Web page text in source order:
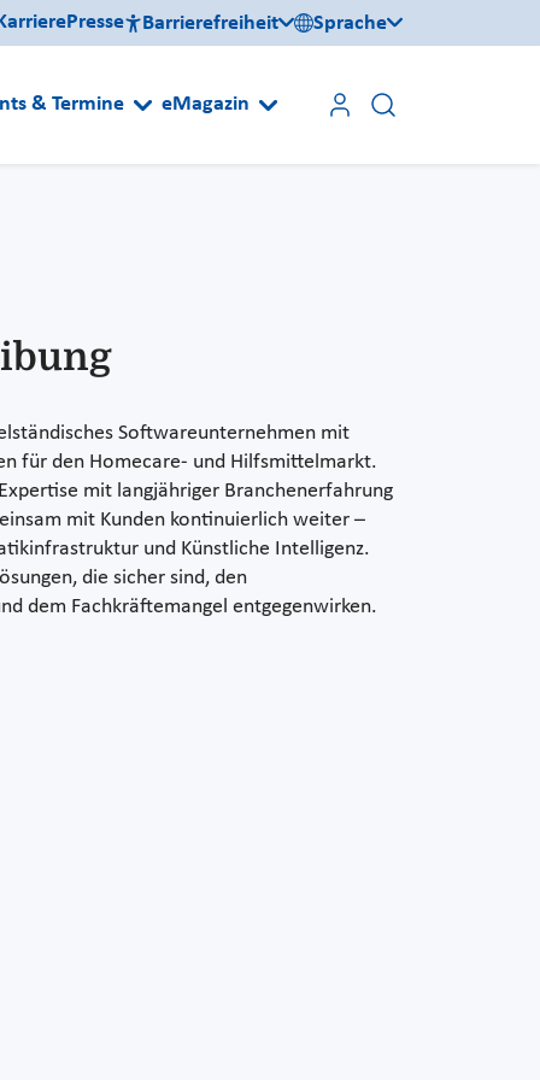
Presse Barrierefreiheit Sprache
& Termine eMagazin
Softwareunternehmen mit
für den Homecare- und Hilfsmittelmarkt.
mit langjähriger Branchenerfahrung
mit Kunden kontinuierlich weiter –
und Künstliche Intelligenz.
die sicher sind, den
dem Fachkräftemangel entgegenwirken.